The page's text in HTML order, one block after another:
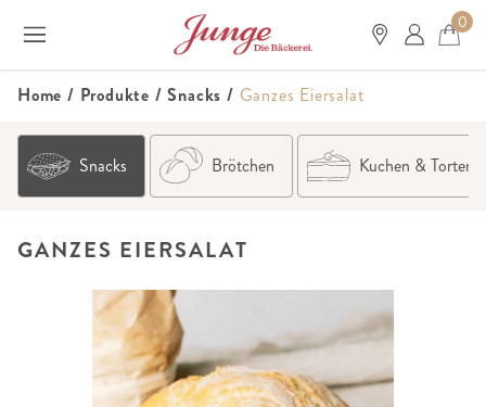
0
Home / Produkte /Snacks / Ganzes Eiersalat
Snacks Brötchen Kuchen & Torten
GANZES EIERSALAT